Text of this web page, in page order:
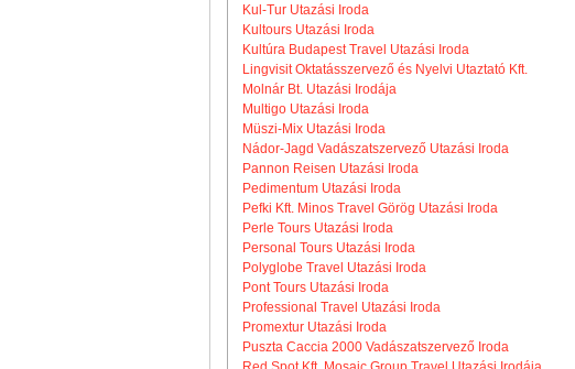
Kul-Tur Utazási Iroda
Kultours Utazási Iroda
Kultúra Budapest Travel Utazási Iroda
Lingvisit Oktatásszervező és Nyelvi Utaztató Kft.
Molnár Bt. Utazási Irodája
Multigo Utazási Iroda
Müszi-Mix Utazási Iroda
Nádor-Jagd Vadászatszervező Utazási Iroda
Pannon Reisen Utazási Iroda
Pedimentum Utazási Iroda
Pefki Kft. Minos Travel Görög Utazási Iroda
Perle Tours Utazási Iroda
Personal Tours Utazási Iroda
Polyglobe Travel Utazási Iroda
Pont Tours Utazási Iroda
Professional Travel Utazási Iroda
Promextur Utazási Iroda
Puszta Caccia 2000 Vadászatszervező Iroda